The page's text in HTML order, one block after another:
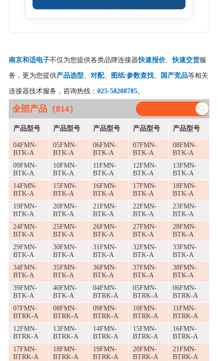
南京和适电子不仅为您提供各类品牌连接器快速报价、快速交货服
务，更为您提供产品选型 对配、 图纸/参数查找、 国产竞品等相关
连接器技术服务，咨询热线： 025-58208785。
全部产品（814）
产品型号 产品型号 产品型号 产品型号 产品型号
04FMN-
BTK-A
05FMN-
BTK-A
06FMN-
BTK-A
07FMN-
BTK-A
08FMN-
BTK-A
09FMN-
BTK-A
10FMN-
BTK-A
11FMN-
BTK-A
12FMN-
BTK-A
13FMN-
BTK-A
14FMN-
BTK-A
15FMN-
BTK-A
16FMN-
BTK-A
17FMN-
BTK-A
18FMN-
BTK-A
19FMN-
BTK-A
20FMN-
BTK-A
21FMN-
BTK-A
22FMN-
BTK-A
23FMN-
BTK-A
24FMN-
BTK-A
25FMN-
BTK-A
26FMN-
BTK-A
27FMN-
BTK-A
28FMN-
BTK-A
29FMN-
BTK-A
30FMN-
BTK-A
31FMN-
BTK-A
32FMN-
BTK-A
33FMN-
BTK-A
34FMN-
BTK-A
35FMN-
BTK-A
36FMN-
BTK-A
37FMN-
BTK-A
38FMN-
BTK-A
39FMN-
BTK-A
40FMN-
BTK-A
04FMN-
BTRK-A
05FMN-
BTRK-A
06FMN-
BTRK-A
07FMN-
BTRK-A
08FMN-
BTRK-A
09FMN-
BTRK-A
10FMN-
BTRK-A
11FMN-
BTRK-A
12FMN-
BTRK-A
13FMN-
BTRK-A
14FMN-
BTRK-A
15FMN-
BTRK-A
16FMN-
BTRK-A
17FMN-
BTRK-A
18FMN-
BTRK-A
19FMN-
BTRK-A
20FMN-
BTRK-A
21FMN-
BTRK-A